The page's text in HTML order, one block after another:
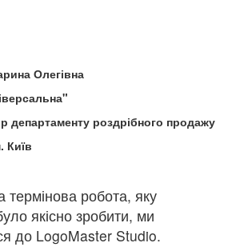
Олегівна
департаменту роздрібного продажу
Київ
термінова робота, яку
якісно зробити, ми
до LogoMaster Studio.